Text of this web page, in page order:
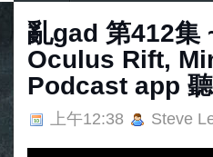
亂gad 第412集
Oculus Rift,
Podcast app
上午12:38 Steve